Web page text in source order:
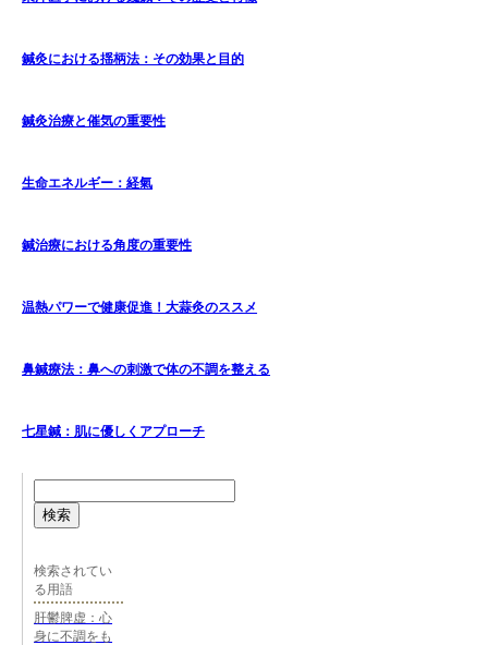
鍼灸における揺柄法：その効果と目的
鍼灸治療と催気の重要性
生命エネルギー：経氣
鍼治療における角度の重要性
温熱パワーで健康促進！大蒜灸のススメ
鼻鍼療法：鼻への刺激で体の不調を整える
七星鍼：肌に優しくアプローチ
検索
検索されてい
る用語
肝鬱脾虚：心
身に不調をも